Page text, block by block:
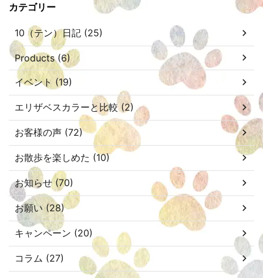
カテゴリー
10（テン）日記 (25)
Products (6)
イベント (19)
エリザベスカラーと比較 (2)
お客様の声 (72)
お散歩を楽しめた (10)
お知らせ (70)
お願い (28)
キャンペーン (20)
コラム (27)